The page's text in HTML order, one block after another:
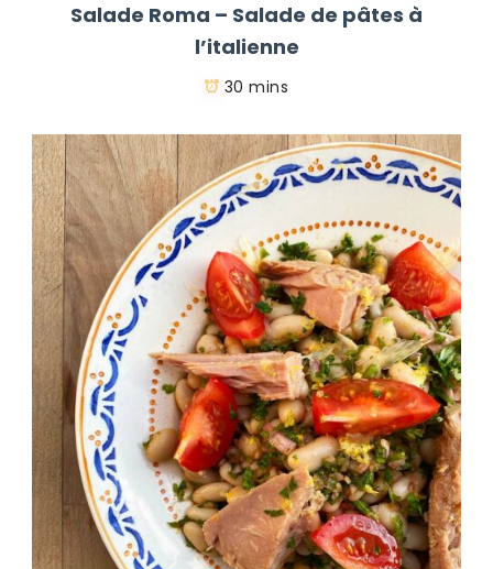
Salade Roma – Salade de pâtes à
l’italienne
30 mins